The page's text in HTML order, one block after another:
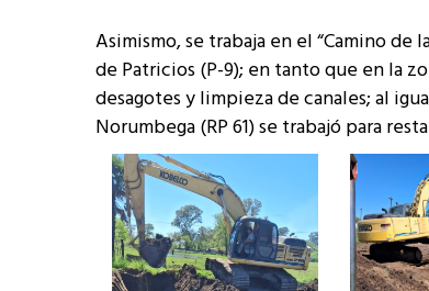
Asimismo, se trabaja en el “Camino de
de Patricios (P-9); en tanto que en la
desagotes y limpieza de canales; al
Norumbega (RP 61) se trabajó para